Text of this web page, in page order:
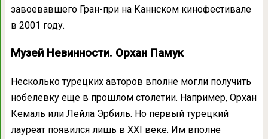
завоевавшего Гран-при на Каннском кинофестивале
в 2001 году.
Музей Невинности. Орхан Памук
Несколько турецких авторов вполне могли получить
нобелевку еще в прошлом столетии. Например, Орхан
Кемаль или Лейла Эрбиль. Но первый турецкий
лауреат появился лишь в XXI веке. Им вполне